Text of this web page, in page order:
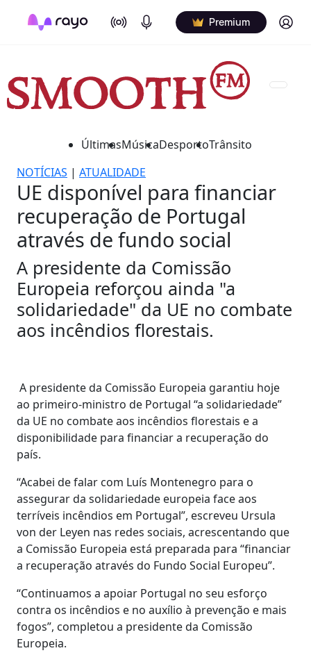
On Air Podcasts Premium Log in
ÚltimasMúsicaDesportoTrânsito
NOTÍCIAS | ATUALIDADE
UE disponível para financiar
recuperação de Portugal
através de fundo social
A presidente da Comissão
Europeia reforçou ainda "a
solidariedade" da UE no combate
aos incêndios florestais.
A presidente da Comissão Europeia garantiu hoje
ao primeiro-ministro de Portugal “a solidariedade”
da UE no combate aos incêndios florestais e a
disponibilidade para financiar a recuperação do
país.
“Acabei de falar com Luís Montenegro para o
assegurar da solidariedade europeia face aos
terríveis incêndios em Portugal”, escreveu Ursula
von der Leyen nas redes sociais, acrescentando que
a Comissão Europeia está preparada para “financiar
a recuperação através do Fundo Social Europeu”.
“Continuamos a apoiar Portugal no seu esforço
contra os incêndios e no auxílio à prevenção e mais
fogos”, completou a presidente da Comissão
Europeia.